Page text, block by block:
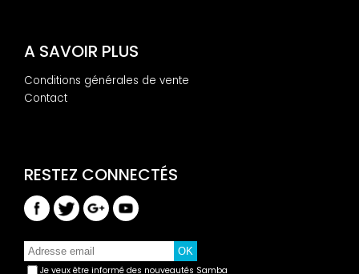
A SAVOIR PLUS
Conditions générales de vente
Contact
Je veux être informé des nouveautés Samba